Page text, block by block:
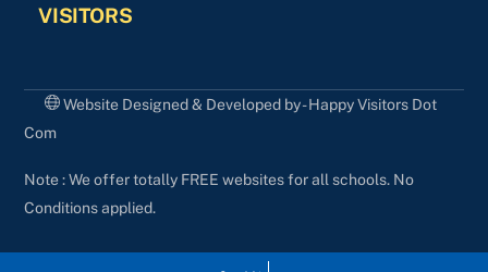
VISITORS
Website Designed & Developed by - Happy Visitors Dot
Com
Note : We offer totally FREE websites for all schools. No
Conditions applied.